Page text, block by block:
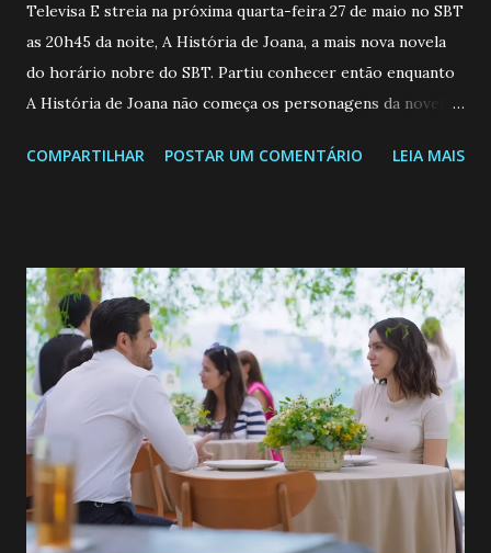
Televisa E streia na próxima quarta-feira 27 de maio no SBT
as 20h45 da noite, A História de Joana, a mais nova novela
do horário nobre do SBT. Partiu conhecer então enquanto
A História de Joana não começa os personagens da novela?
de 25/05/26 a 31/05/26 JOANA GUADALUPE (Camila
permanecer virgem até encontrar o homem que realmente
ama, o que não é fácil, já que dedica todas as suas energias a
se aprimorar, trabalhando, estudando e se orgulhando de
ser a primeira mulher da família a ingressar na
universidade. Ela tem uma personalidade muito alegre, é
muito madura para a idade, determinada, criativa e
empática. Detesta injustiças e é uma ótima amiga. Pode ser
teimosa e muito persistente quando decide fazer algo.
Durante um exame ginecológico, ela é inseminada por eng...
COMPARTILHAR POSTAR UM COMENTÁRIO LEIA MAIS